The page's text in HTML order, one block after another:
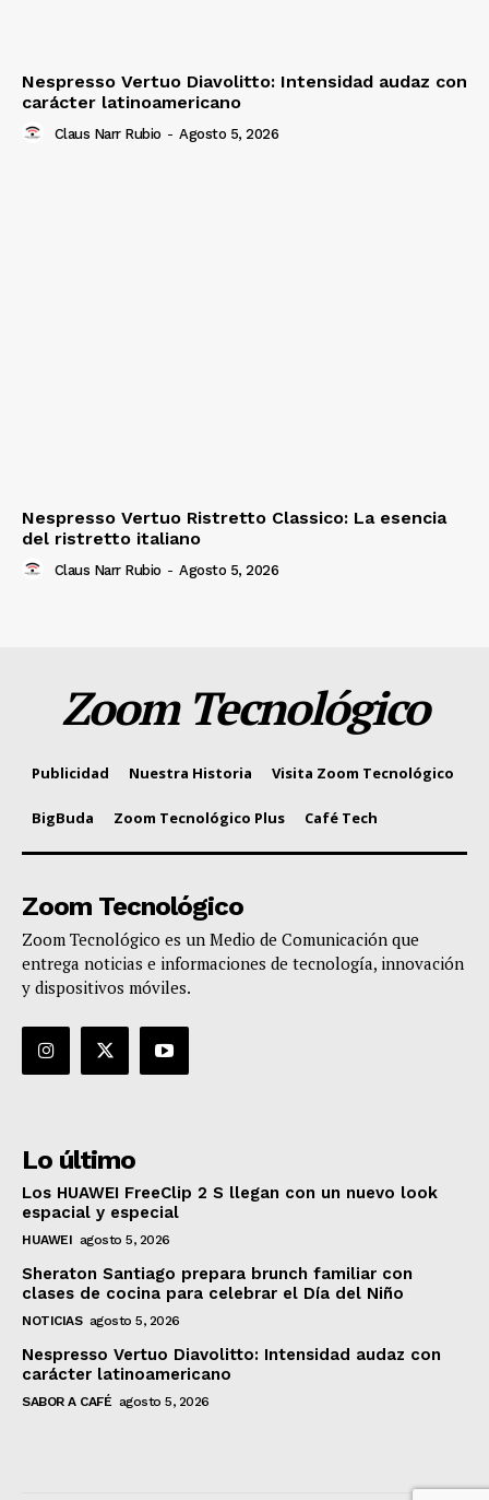
Nespresso Vertuo Diavolitto: Intensidad audaz con
carácter latinoamericano
Claus Narr Rubio - Agosto 5, 2026
Nespresso Vertuo Ristretto Classico: La esencia
del ristretto italiano
Claus Narr Rubio - Agosto 5, 2026
Zoom Tecnológico
Publicidad Nuestra Historia Visita Zoom Tecnológico
BigBuda Zoom Tecnológico Plus Café Tech
Zoom Tecnológico
Zoom Tecnológico es un Medio de Comunicación que
entrega noticias e informaciones de tecnología, innovación
y dispositivos móviles.
Lo último
Los HUAWEI FreeClip 2 S llegan con un nuevo look
espacial y especial
HUAWEI agosto 5, 2026
Sheraton Santiago prepara brunch familiar con
clases de cocina para celebrar el Día del Niño
NOTICIAS agosto 5, 2026
Nespresso Vertuo Diavolitto: Intensidad audaz con
carácter latinoamericano
SABOR A CAFÉ agosto 5, 2026